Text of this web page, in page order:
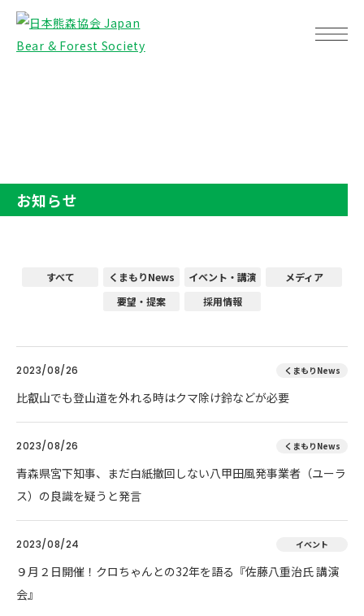
お知らせ
すべて くまもりNews イベント・講演
メディア
要望・提案
採用情報
2023/08/26 くまもりNews
比叡山でも登山道を外れる時はクマ除け鈴などが必要
2023/08/26 くまもりNews
青森県宮下知事、まだ白紙撤回しない八甲田風発事業者（ユーラ
ス）の良識を疑うと発言
2023/08/24 イベント
９月２日開催！クロちゃんとの32年を語る『佐藤八重治氏 講演
会』